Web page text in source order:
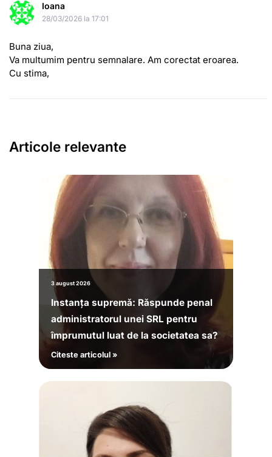
Ioana
28/03/2026 la 17:01
Buna ziua,
Va multumim pentru semnalare. Am corectat eroarea.
Cu stima,
Articole relevante
3 august 2026
Instanța supremă: Răspunde penal
administratorul unei SRL pentru
împrumutul luat de la societatea sa?
Citeste articolul »